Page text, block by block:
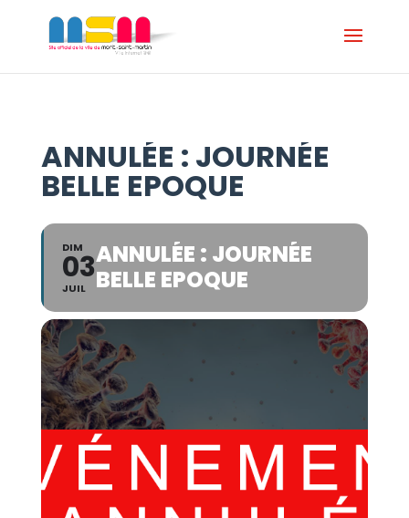
ANNULÉE : JOURNÉE
BELLE EPOQUE
DIM
03
JUIL
ANNULÉE : JOURNÉE
BELLE EPOQUE